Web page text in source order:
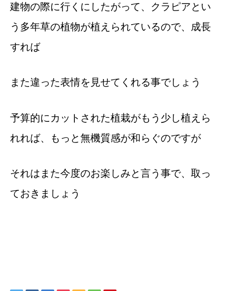
建物の際に行くにしたがって、クラピアとい
う多年草の植物が植えられているので、成長
すれば
また違った表情を見せてくれる事でしょう
予算的にカットされた植栽がもう少し植えら
れれば、もっと無機質感が和らぐのですが
それはまた今度のお楽しみと言う事で、取っ
ておきましょう